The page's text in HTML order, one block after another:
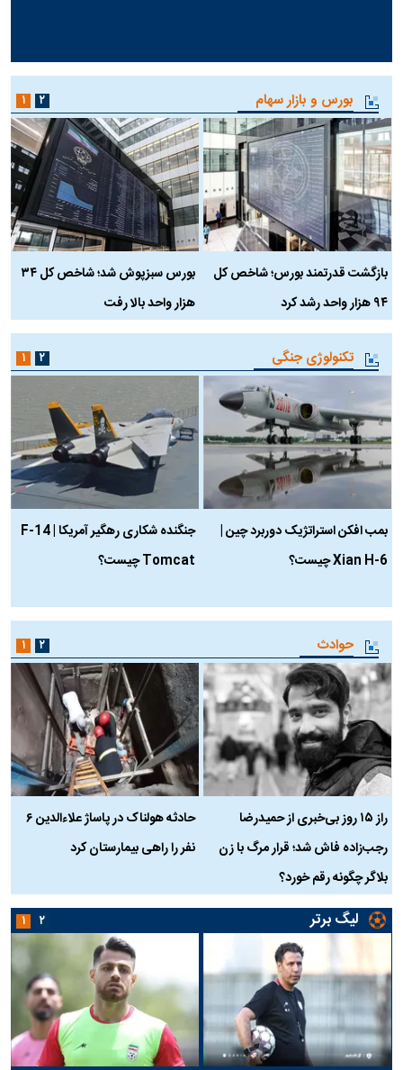
بورس و بازار سهام
بازگشت قدرتمند بورس؛ شاخص کل
۹۴ هزار واحد رشد کرد
بورس سبزپوش شد؛ شاخص کل ۳۴
هزار واحد بالا رفت
۱ ۲
تکنولوژی جنگی
بمب افکن استراتژیک دوربرد چین |
Xian H-6 چیست؟
جنگنده شکاری رهگیر آمریکا | F-14
Tomcat چیست؟
۱ ۲
حوادث
راز ۱۵ روز بی‌خبری از حمیدرضا
رجب‌زاده فاش شد؛ قرار مرگ با زن
بلاگر چگونه رقم خورد؟
حادثه هولناک در پاساژ علاءالدین ۶
نفر را راهی بیمارستان کرد
۱ ۲
لیگ برتر ۱ ۲